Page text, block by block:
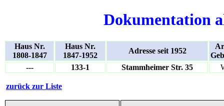
Dokumentation
Haus Nr.
1808-1847
Haus Nr.
1847-1952
Adresse seit 1952
---
133-1 Stammheimer Str. 35
zurück zur Liste